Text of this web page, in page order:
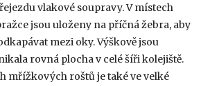
vlakové soupravy. V místech
jsou uloženy na příčná žebra, aby
mezi oky. Výškově jsou
rovná plocha v celé šíři kolejiště.
mřížkových roštů je také ve velké